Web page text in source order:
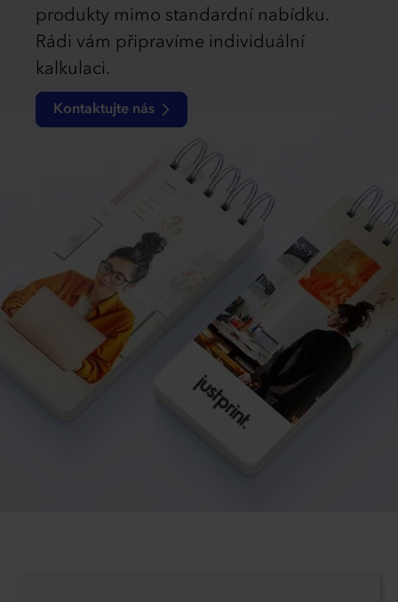
produkty mimo standardní nabídku.
Rádi vám připravíme individuální
kalkulaci.
Kontaktujte nás